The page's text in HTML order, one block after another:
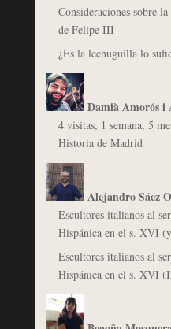
Consideraciones sobre
de Felipe III
¿Es la lechuguilla lo
Damià Amorós i
4 visitas, 1 semana, 5
Historia de Madrid
Alejandro Sáez
Escultores italianos al
Hispánica en el s. XVI
Escultores italianos al
Hispánica en el s. XVI